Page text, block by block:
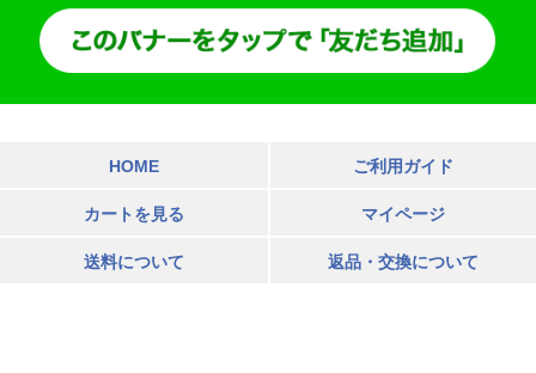
HOME ご利用ガイド
カートを見る マイページ
送料について 返品・交換について